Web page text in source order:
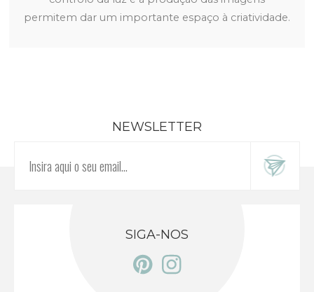
permitem dar um importante espaço à criatividade.
NEWSLETTER
SIGA-NOS